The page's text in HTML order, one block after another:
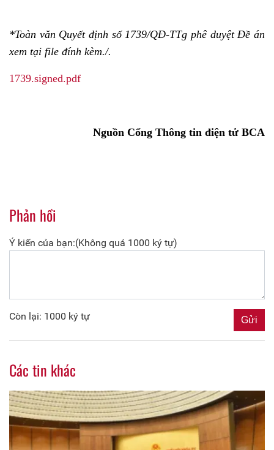
*Toàn văn Quyết định số 1739/QĐ-TTg phê duyệt Đề án
xem tại file đính kèm./.
1739.signed.pdf
Nguồn Cổng Thông tin điện tử BCA
Phản hồi
Ý kiến của bạn:(Không quá 1000 ký tự)
Còn lại: 1000 ký tự
Các tin khác